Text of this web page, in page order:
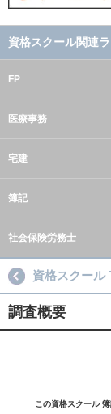
資格スクール関連
FP
医療事務
宅建
簿記
社会保険労務士
資格スクール
調査概要
この資格スクール